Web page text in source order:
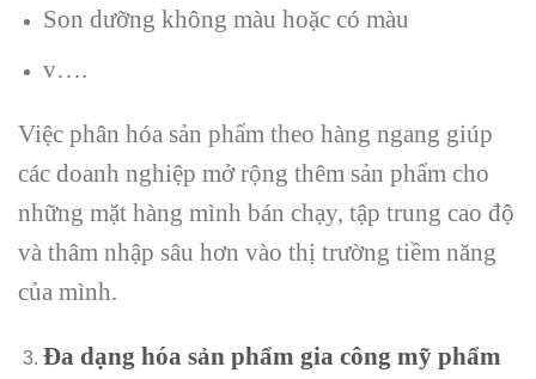
Son dưỡng không màu hoặc có màu
v….
Việc phân hóa sản phẩm theo hàng ngang giúp
các doanh nghiệp mở rộng thêm sản phẩm cho
những mặt hàng mình bán chạy, tập trung cao độ
và thâm nhập sâu hơn vào thị trường tiềm năng
của mình.
Đa dạng hóa sản phẩm gia công mỹ phẩm